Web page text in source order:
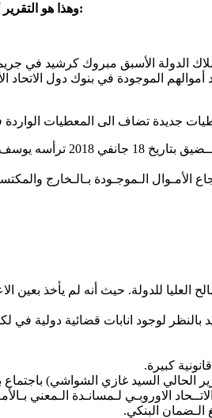
وهذا هو التقرير كاملًا، والذي ورد في الصفحة الرسمية لمرصد رقابة:
الدولة الأسبق مبروك كرشيد في
جديدة تضاف الى المعطيات الواردة
قرار مساندة مروان المبروك في طلبه
الأمـوال الـموجـودة بـالـخارج
للدولة. حيث أنه لم يأخذ بعين
بالنظر لوجود انابات قضائية دولية
كبيرة.
الاوروبـي لـمسانـدة الـمعني
الـضمان البنكي.